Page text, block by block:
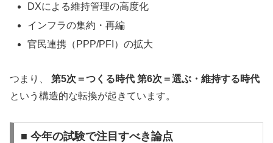
DXによる維持管理の高度化
インフラの集約・再編
官民連携（PPP/PFI）の拡大
つまり、 第5次＝つくる時代 第6次＝選ぶ・維持する時代
という構造的な転換が起きています。
■ 今年の試験で注目すべき論点